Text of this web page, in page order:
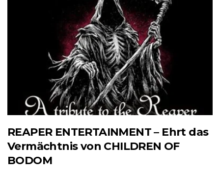
REAPER ENTERTAINMENT – Ehrt das
Vermächtnis von CHILDREN OF
BODOM